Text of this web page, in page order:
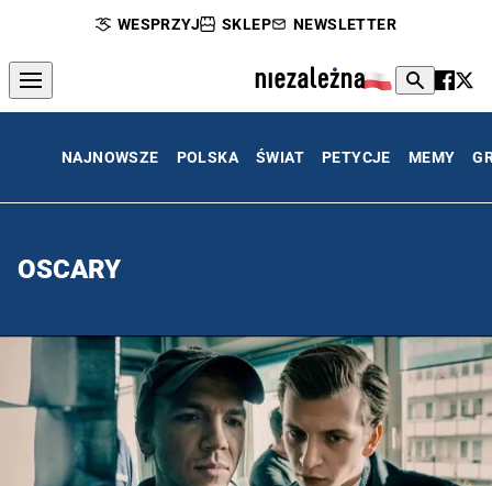
WESPRZYJ SKLEP NEWSLETTER
NAJNOWSZE POLSKA ŚWIAT PETYCJE MEMY
OSCARY